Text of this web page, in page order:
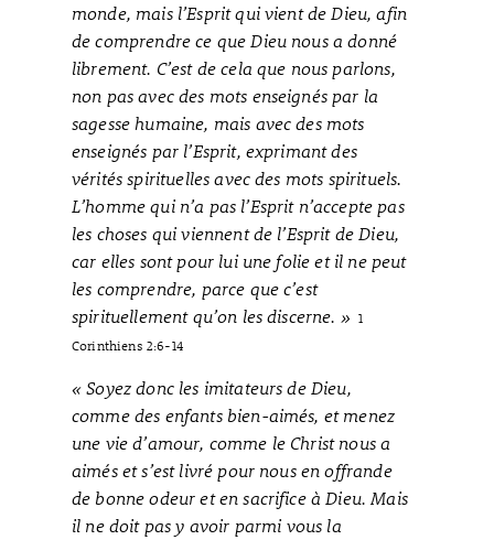
monde, mais l’Esprit qui vient de Dieu, afin
de comprendre ce que Dieu nous a donné
librement. C’est de cela que nous parlons,
non pas avec des mots enseignés par la
sagesse humaine, mais avec des mots
enseignés par l’Esprit, exprimant des
vérités spirituelles avec des mots spirituels.
L’homme qui n’a pas l’Esprit n’accepte pas
les choses qui viennent de l’Esprit de Dieu,
car elles sont pour lui une folie et il ne peut
les comprendre, parce que c’est
spirituellement qu’on les discerne. » 1
Corinthiens 2:6-14
« Soyez donc les imitateurs de Dieu,
comme des enfants bien-aimés, et menez
une vie d’amour, comme le Christ nous a
aimés et s’est livré pour nous en offrande
de bonne odeur et en sacrifice à Dieu. Mais
il ne doit pas y avoir parmi vous la